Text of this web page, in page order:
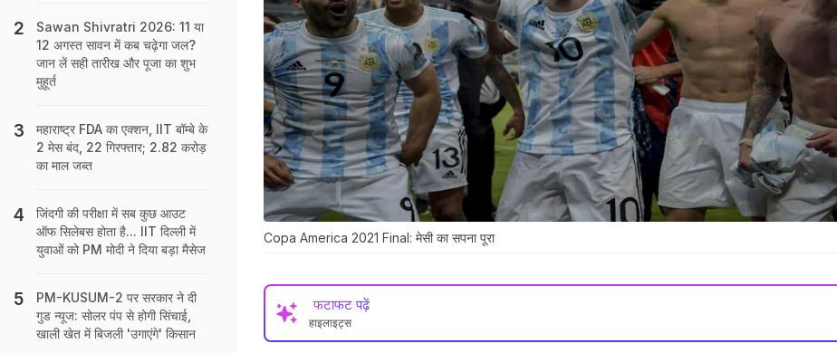
Copa America 2021 Final: मेसी का सपना पूरा
फटाफट पढ़ें
हाइलाइट्स
Sawan Shivratri 2026: 11 या
12 अगस्त सावन में कब चढ़ेगा जल?
जान लें सही तारीख और पूजा का शुभ
मुहूर्त
महाराष्ट्र FDA का एक्शन, IIT बॉम्बे के
2 मेस बंद, 22 गिरफ्तार; 2.82 करोड़
का माल जब्त
जिंदगी की परीक्षा में सब कुछ आउट
ऑफ सिलेबस होता है... IIT दिल्ली में
युवाओं को PM मोदी ने दिया बड़ा मैसेज
PM-KUSUM-2 पर सरकार ने दी
गुड न्‍यूज: सोलर पंप से होगी सिंचाई,
खाली खेत में बिजली 'उगाएंगे' किसान